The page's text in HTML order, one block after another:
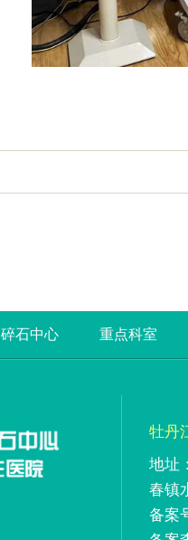
碎石中心 重点科室
牡丹
地址
春镇
备案